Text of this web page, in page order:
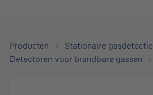
Producten
Stationaire gasdetectie
Detectoren voor brandbare gassen